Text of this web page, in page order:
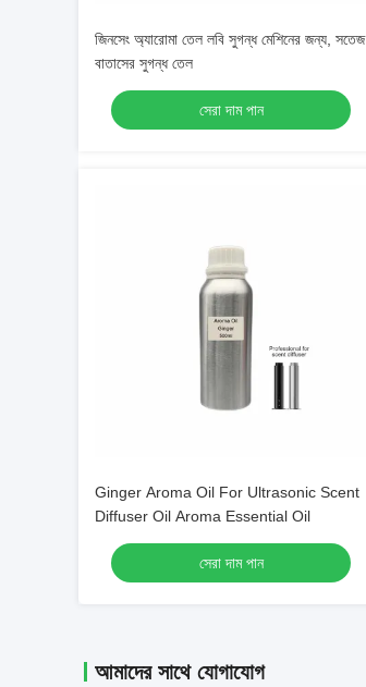
জিনসেং অ্যারোমা তেল লবি সুগন্ধ মেশিনের জন্য, সতেজ
বাতাসের সুগন্ধ তেল
সেরা দাম পান
Ginger Aroma Oil For Ultrasonic Scent
Diffuser Oil Aroma Essential Oil
সেরা দাম পান
আমাদের সাথে যোগাযোগ